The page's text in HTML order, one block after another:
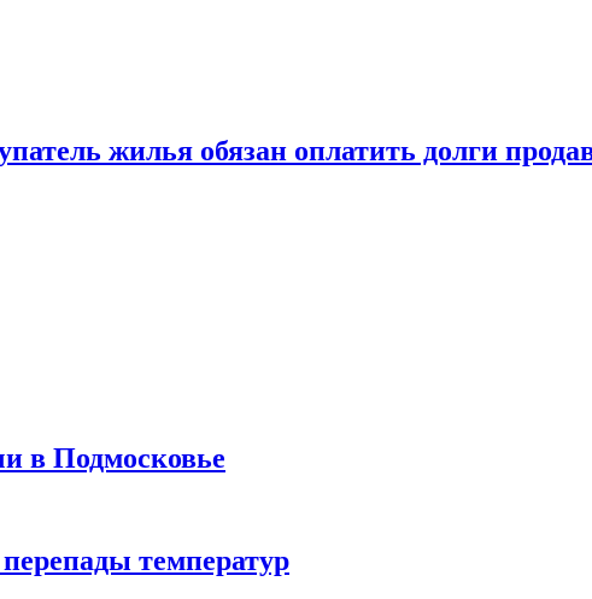
жилья обязан оплатить долги
в Подмосковье
температур